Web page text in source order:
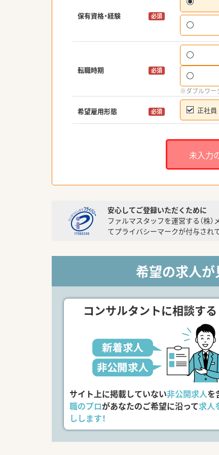
保有資格・経験 必須
転職時期 必須
※ダブルワー
希望雇用形態 必須 正社員
未入力
安心してご登録いただくために
ファルマスタッフを運営する（株
てプライバシーマークが付与され
希望の求人
コンサルタントに相談する
サイト上に掲載していない非公開求人を
職のプロがあなたのご希望に沿って求人
しします！